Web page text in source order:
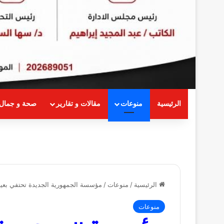
الرئيسية منوعات مقالات و تقارير صحة و
الرئيسية / منوعات / مؤسسة الجمهورية الجديدة تحتفي
منوعات